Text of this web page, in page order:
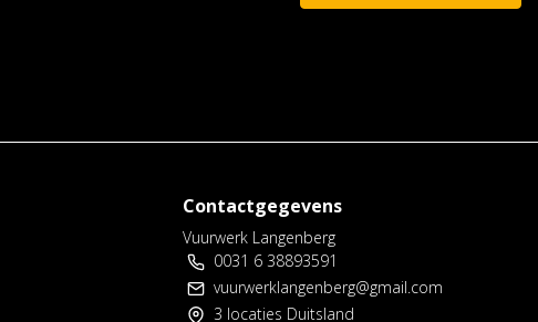
Contactgegevens
Vuurwerk Langenberg
0031 6 38893591
vuurwerklangenberg@gmail.com
3 locaties Duitsland